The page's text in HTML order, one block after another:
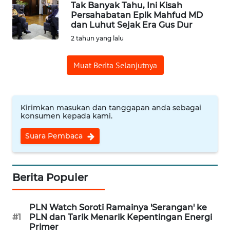
Tak Banyak Tahu, Ini Kisah
Persahabatan Epik Mahfud MD
dan Luhut Sejak Era Gus Dur
2 tahun yang lalu
Muat Berita Selanjutnya
Kirimkan masukan dan tanggapan anda sebagai
konsumen kepada kami.
Suara Pembaca
Berita Populer
#1
PLN Watch Soroti Ramainya 'Serangan' ke
PLN dan Tarik Menarik Kepentingan Energi
Primer
WN
TANGERANG
CIREBON
INDRAMAYU
KUNINGAN
MAJALENGKA